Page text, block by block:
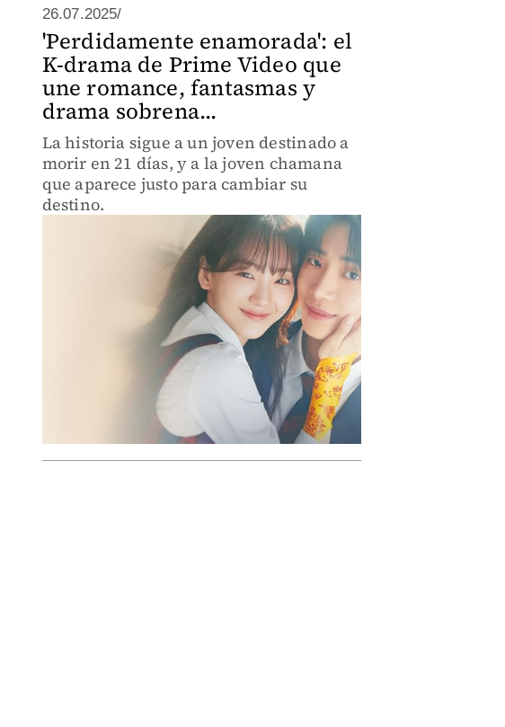
26.07.2025/
'Perdidamente enamorada': el
K-drama de Prime Video que
une romance, fantasmas y
drama sobrena...
La historia sigue a un joven destinado a
morir en 21 días, y a la joven chamana
que aparece justo para cambiar su
destino.